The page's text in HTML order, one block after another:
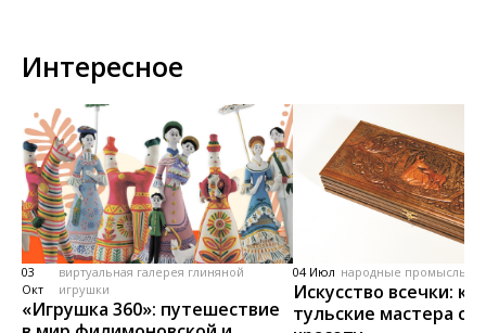
Интересное
03
Окт
виртуальная галерея глиняной
игрушки
«Игрушка 360»: путешествие
04 Июл народные промыслы,
Искусство всечки: как
тульские мастера